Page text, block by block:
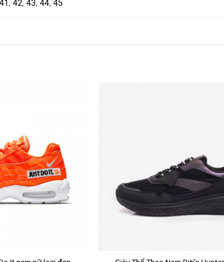
41,42,43,44,45